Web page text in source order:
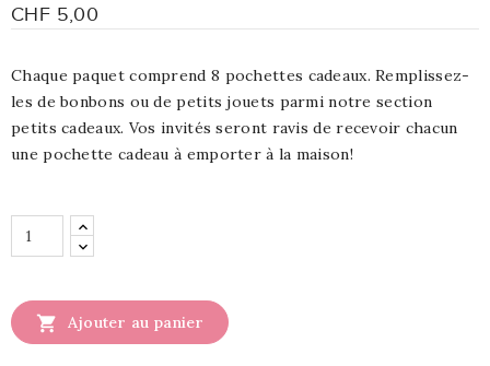
CHF 5,00
Chaque paquet comprend 8 pochettes cadeaux. Remplissez-
les de bonbons ou de petits jouets parmi notre section
petits cadeaux. Vos invités seront ravis de recevoir chacun
une pochette cadeau à emporter à la maison!
 Ajouter au panier